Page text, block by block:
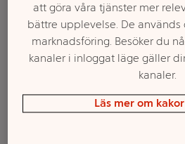
Välj butik och
att göra våra tjänster mer
bättre upplevelse. De används
marknadsföring. Besöker du
kanaler i inloggat läge gäller
kanaler.
Läs mer om